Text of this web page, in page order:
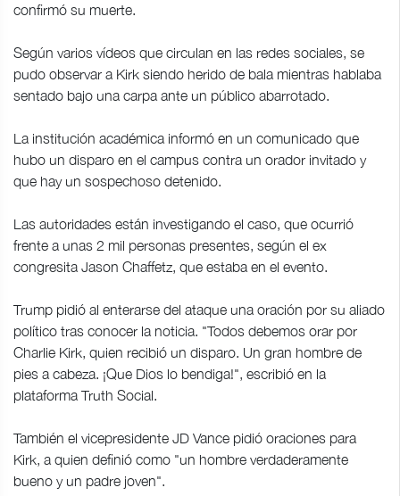
confirmó su muerte.
Según varios vídeos que circulan en las redes sociales, se
pudo observar a Kirk siendo herido de bala mientras hablaba
sentado bajo una carpa ante un público abarrotado.
La institución académica informó en un comunicado que
hubo un disparo en el campus contra un orador invitado y
que hay un sospechoso detenido.
Las autoridades están investigando el caso, que ocurrió
frente a unas 2 mil personas presentes, según el ex
congresita Jason Chaffetz, que estaba en el evento.
Trump pidió al enterarse del ataque una oración por su aliado
político tras conocer la noticia. "Todos debemos orar por
Charlie Kirk, quien recibió un disparo. Un gran hombre de
pies a cabeza. ¡Que Dios lo bendiga!", escribió en la
plataforma Truth Social.
También el vicepresidente JD Vance pidió oraciones para
Kirk, a quien definió como "un hombre verdaderamente
bueno y un padre joven".